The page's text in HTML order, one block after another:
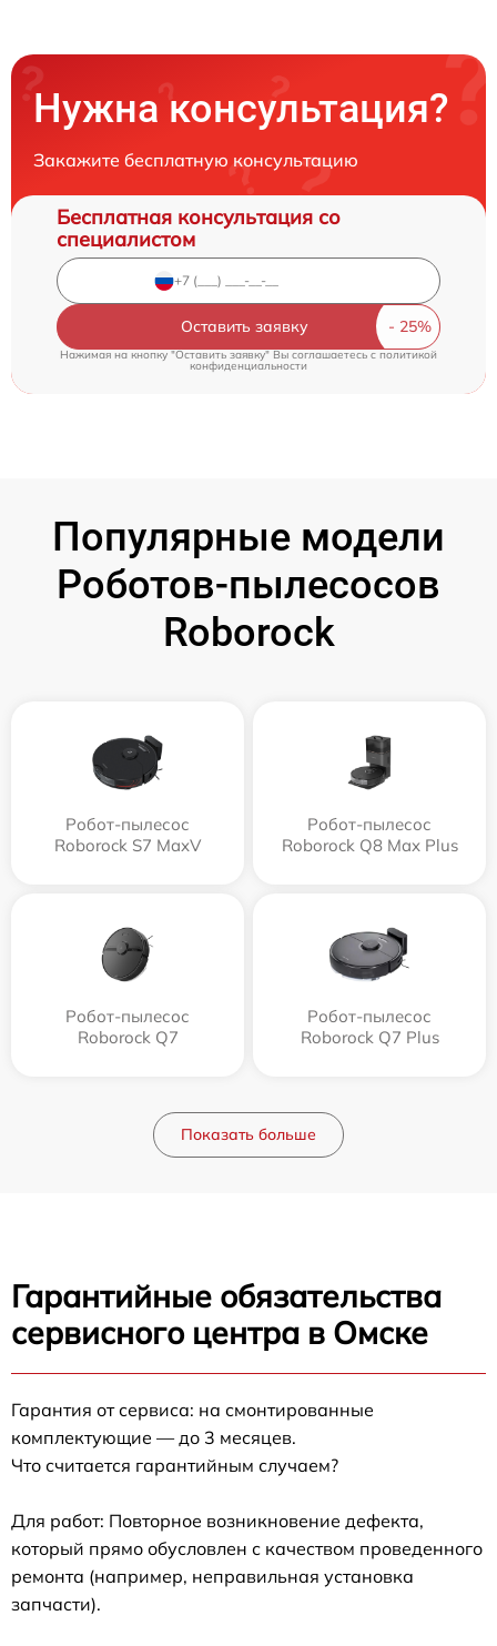
Нужна консультация?
Закажите бесплатную консультацию
Бесплатная консультация со
специалистом
Оставить заявку
Нажимая на кнопку "Оставить заявку" Вы соглашаетесь cполитикой
конфиденциальности
Популярные модели
Роботов-пылесосов
Roborock
Робот-пылесос
Roborock S7 MaxV
Робот-пылесос
Roborock Q8 Max Plus
Робот-пылесос
Roborock Q7
Робот-пылесос
Roborock Q7 Plus
Показать больше
Гарантийные обязательства
сервисного центра в Омске
Гарантия от сервиса: на смонтированные
комплектующие — до 3 месяцев.
Что считается гарантийным случаем?
Для работ: Повторное возникновение дефекта,
который прямо обусловлен с качеством проведенного
ремонта (например, неправильная установка
запчасти).